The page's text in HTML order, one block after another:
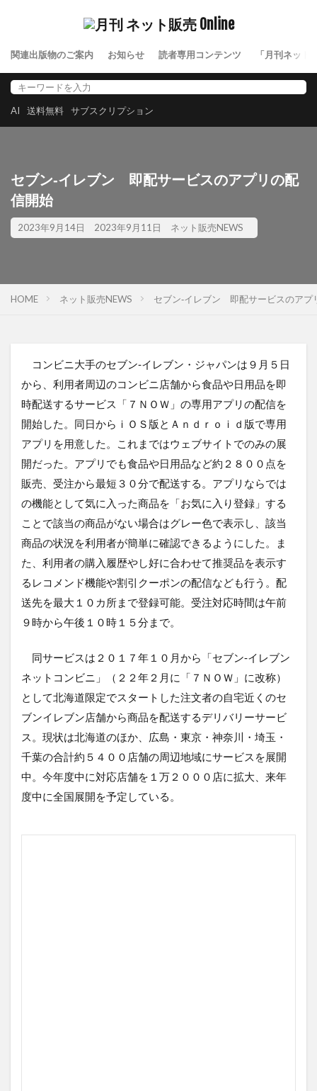
関連出版物のご案内 お知らせ 読者専用コンテンツ 「月刊ネット
AI 送料無料 サブスクリプション
セブン‐イレブン 即配サービスのアプリの配
信開始
2023年9月14日 2023年9月11日 ネット販売NEWS
HOME ネット販売NEWS セブン‐イレブン 即配サービスのアプ
コンビニ大手のセブン‐イレブン・ジャパンは９月５日
から、利用者周辺のコンビニ店舗から食品や日用品を即
時配送するサービス「７ＮＯＷ」の専用アプリの配信を
開始した。同日からｉＯＳ版とＡｎｄｒｏｉｄ版で専用
アプリを用意した。これまではウェブサイトでのみの展
開だった。アプリでも食品や日用品など約２８００点を
販売、受注から最短３０分で配送する。アプリならでは
の機能として気に入った商品を「お気に入り登録」する
ことで該当の商品がない場合はグレー色で表示し、該当
商品の状況を利用者が簡単に確認できるようにした。ま
た、利用者の購入履歴やし好に合わせて推奨品を表示す
るレコメンド機能や割引クーポンの配信なども行う。配
送先を最大１０カ所まで登録可能。受注対応時間は午前
９時から午後１０時１５分まで。
同サービスは２０１７年１０月から「セブン‐イレブン
ネットコンビニ」（２２年２月に「７ＮＯＷ」に改称）
として北海道限定でスタートした注文者の自宅近くのセ
ブンイレブン店舗から商品を配送するデリバリーサービ
ス。現状は北海道のほか、広島・東京・神奈川・埼玉・
千葉の合計約５４００店舗の周辺地域にサービスを展開
中。今年度中に対応店舗を１万２０００店に拡大、来年
度中に全国展開を予定している。